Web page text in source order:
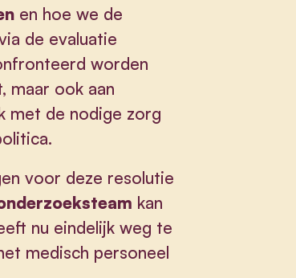
en hoe we de
de evaluatie
worden
maar ook aan
met de nodige zorg
voor deze resolutie
kan
nu eindelijk weg te
medisch personeel